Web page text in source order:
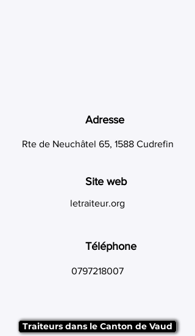
Adresse
Rte de Neuchâtel 65, 1588 Cudrefin
Site web
letraiteur.org
Téléphone
0797218007
Traiteurs dans le Canton de Vaud